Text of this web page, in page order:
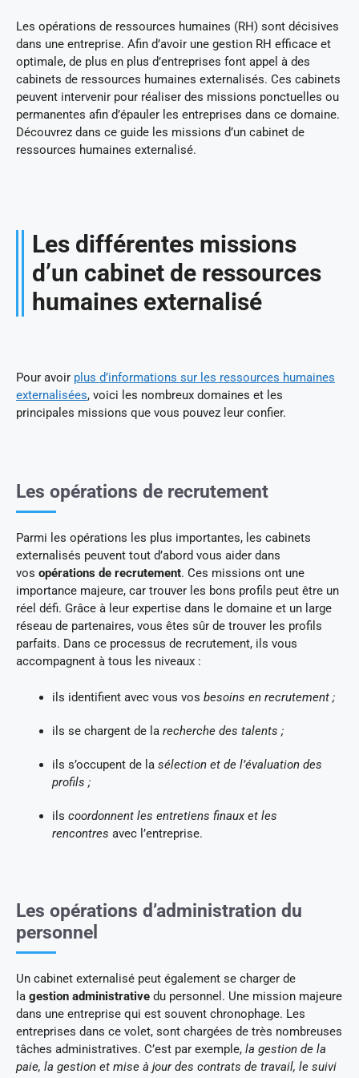
Les opérations de ressources humaines (RH) sont décisives
dans une entreprise. Afin d’avoir une gestion RH efficace et
optimale, de plus en plus d’entreprises font appel à des
cabinets de ressources humaines externalisés. Ces cabinets
peuvent intervenir pour réaliser des missions ponctuelles ou
permanentes afin d’épauler les entreprises dans ce domaine.
Découvrez dans ce guide les missions d’un cabinet de
ressources humaines externalisé.
Les différentes missions
d’un cabinet de ressources
humaines externalisé
Pour avoir plus d’informations sur les ressources humaines
externalisées, voici les nombreux domaines et les
principales missions que vous pouvez leur confier.
Les opérations de recrutement
Parmi les opérations les plus importantes, les cabinets
externalisés peuvent tout d’abord vous aider dans
vos opérations de recrutement. Ces missions ont une
importance majeure, car trouver les bons profils peut être un
réel défi. Grâce à leur expertise dans le domaine et un large
réseau de partenaires, vous êtes sûr de trouver les profils
parfaits. Dans ce processus de recrutement, ils vous
accompagnent à tous les niveaux :
ils identifient avec vous vos besoins en recrutement ;
ils se chargent de la recherche des talents ;
ils s’occupent de la sélection et de l’évaluation des
profils ;
ils coordonnent les entretiens finaux et les
rencontres avec l’entreprise.
Les opérations d’administration du
personnel
Un cabinet externalisé peut également se charger de
la gestion administrative du personnel. Une mission majeure
dans une entreprise qui est souvent chronophage. Les
entreprises dans ce volet, sont chargées de très nombreuses
tâches administratives. C’est par exemple, la gestion de la
paie, la gestion et mise à jour des contrats de travail, le suivi